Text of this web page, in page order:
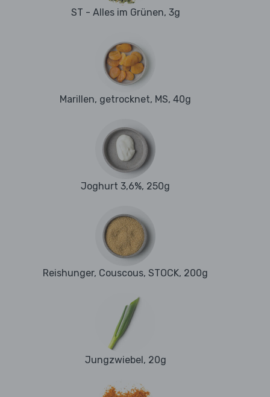
ST - Alles im Grünen, 3g
Marillen, getrocknet, MS, 40g
Joghurt 3,6%, 250g
Reishunger, Couscous, STOCK, 200g
Jungzwiebel, 20g